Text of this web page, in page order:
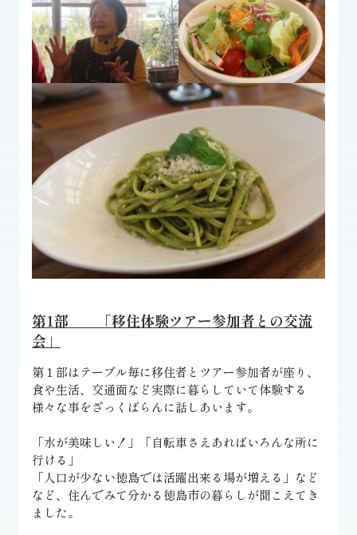
第1部 「移住体験ツアー参加者との交流
会」
第１部はテーブル毎に移住者とツアー参加者が座り、
食や生活、交通面など実際に暮らしていて体験する
様々な事をざっくばらんに話しあいます。
「水が美味しい！」「自転車さえあればいろんな所に
行ける」
「人口が少ない徳島では活躍出来る場が増える」など
など、住んでみて分かる徳島市の暮らしが聞こえてき
ました。